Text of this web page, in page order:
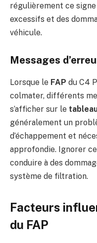
régulièrement ce signe
excessifs et des
véhicule.
Messages
Lorsque le FAP du C4
colmater, différents
s’afficher sur le
généralement un
d’échappement et
approfondie. Ignorer
conduire à des
système de filtration.
Facteurs
du FAP